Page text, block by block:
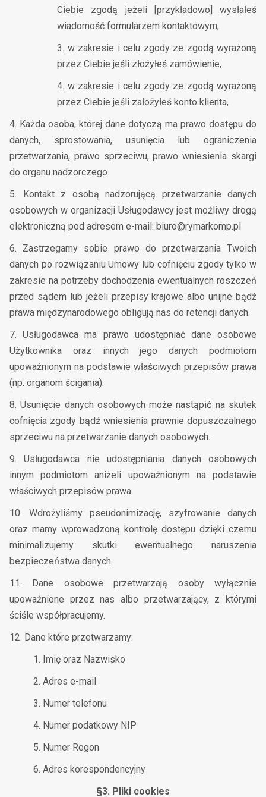
Ciebie zgodą jeżeli [przykładowo] wysłałeś
wiadomość formularzem kontaktowym,
3. w zakresie i celu zgody ze zgodą wyrażoną
przez Ciebie jeśli złożyłeś zamówienie,
4. w zakresie i celu zgody ze zgodą wyrażoną
przez Ciebie jeśli założyłeś konto klienta,
4. Każda osoba, której dane dotyczą ma prawo dostępu do
danych, sprostowania, usunięcia lub ograniczenia
przetwarzania, prawo sprzeciwu, prawo wniesienia skargi
do organu nadzorczego.
5. Kontakt z osobą nadzorującą przetwarzanie danych
osobowych w organizacji Usługodawcy jest możliwy drogą
elektroniczną pod adresem e-mail: biuro@rymarkomp.pl
6. Zastrzegamy sobie prawo do przetwarzania Twoich
danych po rozwiązaniu Umowy lub cofnięciu zgody tylko w
zakresie na potrzeby dochodzenia ewentualnych roszczeń
przed sądem lub jeżeli przepisy krajowe albo unijne bądź
prawa międzynarodowego obligują nas do retencji danych.
7. Usługodawca ma prawo udostępniać dane osobowe
Użytkownika oraz innych jego danych podmiotom
upoważnionym na podstawie właściwych przepisów prawa
(np. organom ścigania).
8. Usunięcie danych osobowych może nastąpić na skutek
cofnięcia zgody bądź wniesienia prawnie dopuszczalnego
sprzeciwu na przetwarzanie danych osobowych.
9. Usługodawca nie udostępniania danych osobowych
innym podmiotom aniżeli upoważnionym na podstawie
właściwych przepisów prawa.
10. Wdrożyliśmy pseudonimizację, szyfrowanie danych
oraz mamy wprowadzoną kontrolę dostępu dzięki czemu
minimalizujemy skutki ewentualnego naruszenia
bezpieczeństwa danych.
11. Dane osobowe przetwarzają osoby wyłącznie
upoważnione przez nas albo przetwarzający, z którymi
ściśle współpracujemy.
12. Dane które przetwarzamy:
1. Imię oraz Nazwisko
2. Adres e-mail
3. Numer telefonu
4. Numer podatkowy NIP
5. Numer Regon
6. Adres korespondencyjny
§3. Pliki cookies